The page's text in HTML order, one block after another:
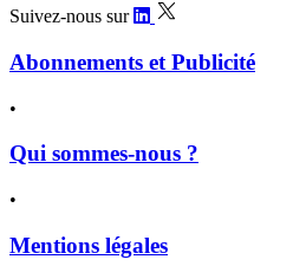
Suivez-nous sur
Abonnements et Publicité
•
Qui sommes-nous ?
•
Mentions légales